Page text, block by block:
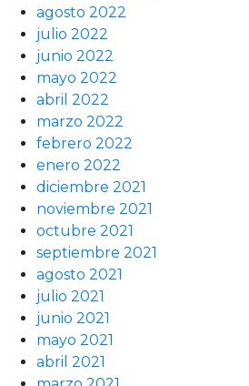
agosto 2022
julio 2022
junio 2022
mayo 2022
abril 2022
marzo 2022
febrero 2022
enero 2022
diciembre 2021
noviembre 2021
octubre 2021
septiembre 2021
agosto 2021
julio 2021
junio 2021
mayo 2021
abril 2021